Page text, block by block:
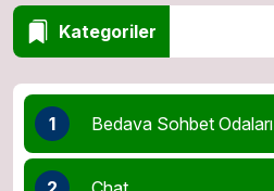
Kategoriler
1 Bedava Sohbet Odaları